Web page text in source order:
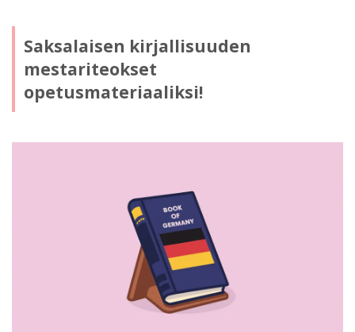
Saksalaisen kirjallisuuden
mestariteokset
opetusmateriaaliksi!